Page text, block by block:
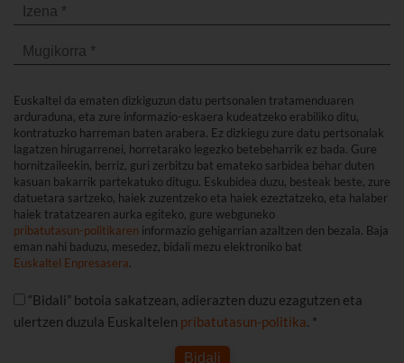
Euskaltel da ematen dizkiguzun datu pertsonalen tratamenduaren
arduraduna, eta zure informazio-eskaera kudeatzeko erabiliko ditu,
kontratuzko harreman baten arabera. Ez dizkiegu zure datu pertsonalak
lagatzen hirugarrenei, horretarako legezko betebeharrik ez bada. Gure
hornitzaileekin, berriz, guri zerbitzu bat emateko sarbidea behar duten
kasuan bakarrik partekatuko ditugu. Eskubidea duzu, besteak beste, zure
datuetara sartzeko, haiek zuzentzeko eta haiek ezeztatzeko, eta halaber
haiek tratatzearen aurka egiteko, gure webguneko
pribatutasun-politikaren informazio gehigarrian azaltzen den bezala. Baja
eman nahi baduzu, mesedez, bidali mezu elektroniko bat
Euskaltel Enpresasera.
“Bidali” botoia sakatzean, adierazten duzu ezagutzen eta
ulertzen duzula Euskaltelen pribatutasun-politika. *
Bidali